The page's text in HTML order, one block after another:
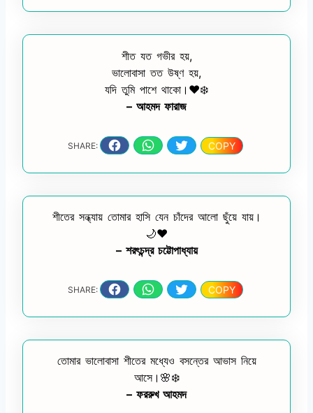
শীত যত গভীর হয়,
ভালোবাসা তত উষ্ণ হয়,
যদি তুমি পাশে থাকো।❤️❄️
– আহমদ ফারাজ
SHARE: COPY
শীতের সন্ধ্যায় তোমার হাসি যেন চাঁদের আলো ছুঁয়ে যায়।
🌙❤️
– শরৎচন্দ্র চট্টোপাধ্যায়
SHARE: COPY
তোমার ভালোবাসা শীতের মধ্যেও বসন্তের আভাস নিয়ে
আসে।🌸❄️
– ফররুখ আহমদ